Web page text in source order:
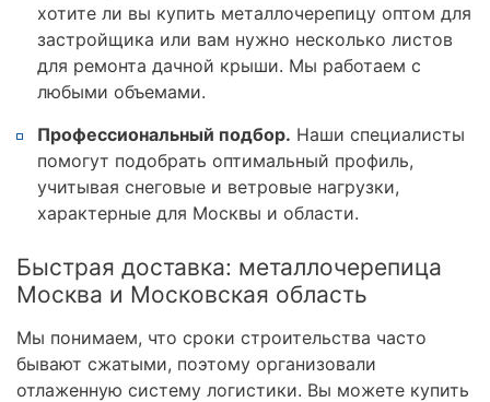
хотите ли вы купить металлочерепицу оптом для
застройщика или вам нужно несколько листов
для ремонта дачной крыши. Мы работаем с
любыми объемами.
Профессиональный подбор. Наши специалисты
помогут подобрать оптимальный профиль,
учитывая снеговые и ветровые нагрузки,
характерные для Москвы и области.
Быстрая доставка: металлочерепица
Москва и Московская область
Мы понимаем, что сроки строительства часто
бывают сжатыми, поэтому организовали
отлаженную систему логистики. Вы можете купить